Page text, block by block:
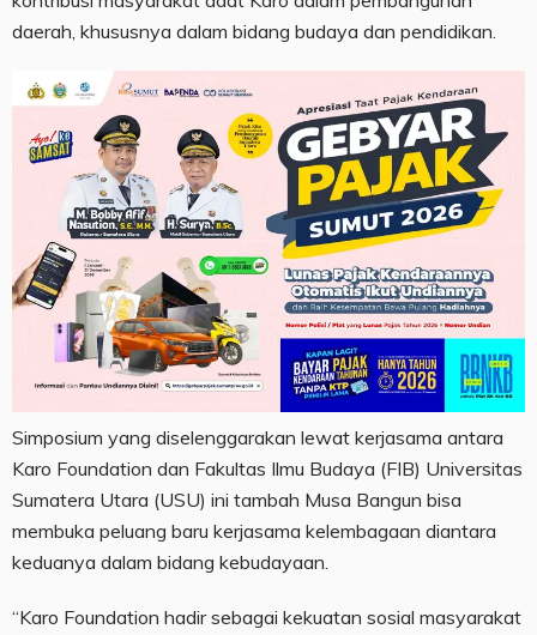
daerah, khususnya dalam bidang budaya dan pendidikan.
Simposium yang diselenggarakan lewat kerjasama antara
Karo Foundation dan Fakultas Ilmu Budaya (FIB) Universitas
Sumatera Utara (USU) ini tambah Musa Bangun bisa
membuka peluang baru kerjasama kelembagaan diantara
keduanya dalam bidang kebudayaan.
“Karo Foundation hadir sebagai kekuatan sosial masyarakat